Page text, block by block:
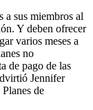
a sus miembros al
Y deben ofrecer
varios meses a
no
de pago de las
Jennifer
de